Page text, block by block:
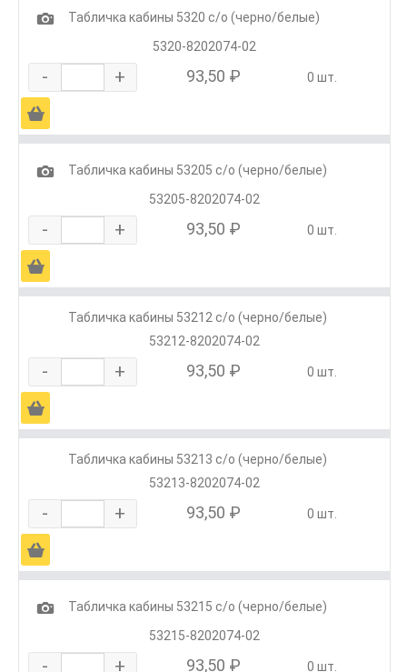
1
Табличка кабины 5320 с/о (черно/белые)
5320-8202074-02
- + 93,50 ₽ 0 шт.
Ä
1
Табличка кабины 53205 с/о (черно/белые)
53205-8202074-02
- + 93,50 ₽ 0 шт.
Ä
Табличка кабины 53212 с/о (черно/белые)
53212-8202074-02
- + 93,50 ₽ 0 шт.
Ä
Табличка кабины 53213 с/о (черно/белые)
53213-8202074-02
- + 93,50 ₽ 0 шт.
Ä
1
Табличка кабины 53215 с/о (черно/белые)
53215-8202074-02
- + 93,50 ₽ 0 шт.